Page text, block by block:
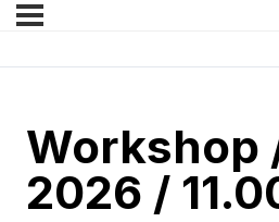
Workshop
2026 /